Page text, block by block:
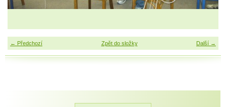
← Předchozí Další →
Zpět do složky